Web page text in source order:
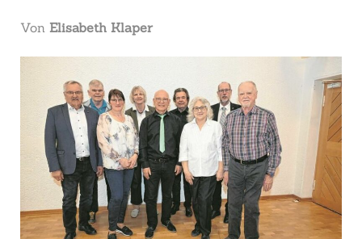
Von Elisabeth Klaper